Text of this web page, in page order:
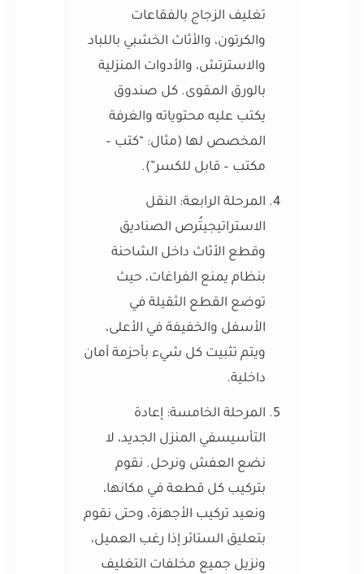
تغليف الزجاج بالفقاعات
والكرتون، والأثاث الخشبي باللباد
والاسترتش، والأدوات المنزلية
بالورق المقوى. كل صندوق
يكتب عليه محتوياته والغرفة
المخصص لها (مثال: “كتب –
مكتب – قابل للكسر”).
المرحلة الرابعة: النقل
الاستراتيجيتُرص الصناديق
وقطع الأثاث داخل الشاحنة
بنظام يمنع الفراغات، حيث
توضع القطع الثقيلة في
الأسفل والخفيفة في الأعلى،
ويتم تثبيت كل شيء بأحزمة أمان
داخلية.
المرحلة الخامسة: إعادة
التأسيسفي المنزل الجديد، لا
نضع العفش ونرحل. نقوم
بتركيب كل قطعة في مكانها،
ونعيد تركيب الأجهزة، وحتى نقوم
بتعليق الستائر إذا رغب العميل،
ونزيل جميع مخلفات التغليف